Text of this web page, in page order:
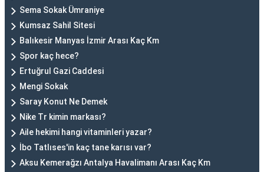
Sema Sokak Ümraniye
Kumsaz Sahil Sitesi
Balıkesir Manyas İzmir Arası Kaç Km
Spor kaç hece?
Ertuğrul Gazi Caddesi
Mengi Sokak
Saray Konut Ne Demek
Nike Tr kimin markası?
Aile hekimi hangi vitaminleri yazar?
İbo Tatlıses'in kaç tane karısı var?
Aksu Kemerağzı Antalya Havalimanı Arası Kaç Km